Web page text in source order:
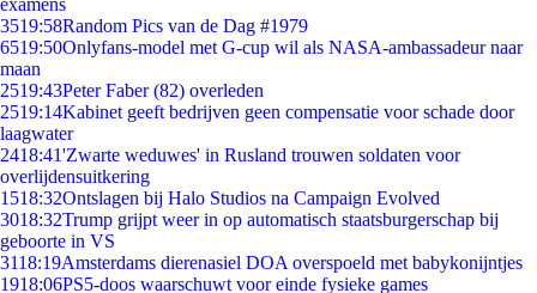
examens
3519:58Random Pics van de Dag #1979
6519:50Onlyfans-model met G-cup wil als NASA-ambassadeur naar
maan
2519:43Peter Faber (82) overleden
2519:14Kabinet geeft bedrijven geen compensatie voor schade door
laagwater
2418:41'Zwarte weduwes' in Rusland trouwen soldaten voor
overlijdensuitkering
1518:32Ontslagen bij Halo Studios na Campaign Evolved
3018:32Trump grijpt weer in op automatisch staatsburgerschap bij
geboorte in VS
3118:19Amsterdams dierenasiel DOA overspoeld met babykonijntjes
1918:06PS5-doos waarschuwt voor einde fysieke games